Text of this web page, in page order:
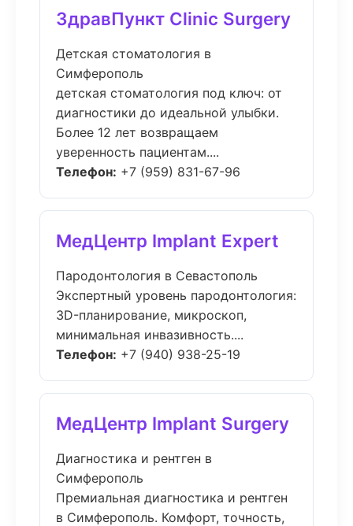
ЗдравПункт Clinic Surgery
Детская стоматология в
Симферополь
детская стоматология под ключ: от
диагностики до идеальной улыбки.
Более 12 лет возвращаем
уверенность пациентам....
Телефон: +7 (959) 831-67-96
МедЦентр Implant Expert
Пародонтология в Севастополь
Экспертный уровень пародонтология:
3D-планирование, микроскоп,
минимальная инвазивность....
Телефон: +7 (940) 938-25-19
МедЦентр Implant Surgery
Диагностика и рентген в
Симферополь
Премиальная диагностика и рентген
в Симферополь. Комфорт, точность,